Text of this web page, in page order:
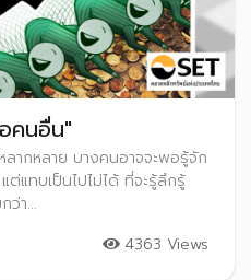
คนอื่น"
ากหลาย บางคนอาจจะพอรู้จัก
แทบเป็นไปไม่ได้ ที่จะรู้ลึกรู้
ว่า...
4363 Views